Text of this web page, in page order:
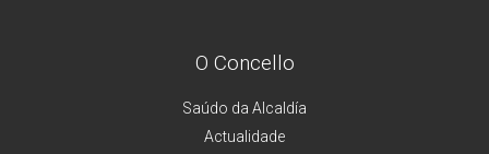
O Concello
Saúdo da Alcaldía
Actualidade